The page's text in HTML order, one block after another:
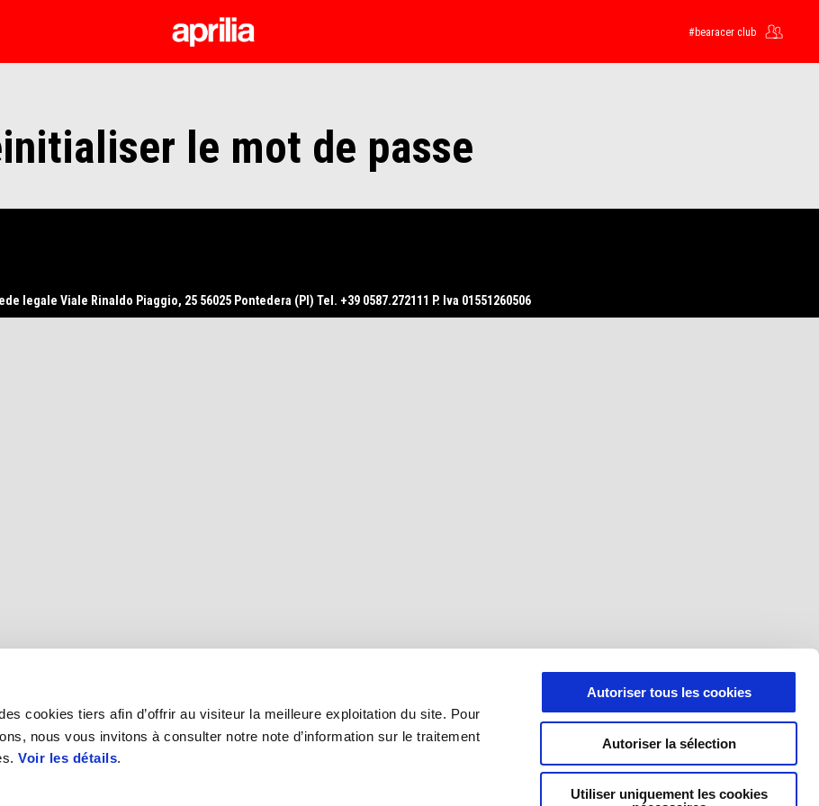
cookies tiers afin d’offrir au visiteur la meilleure exploitation du site. Pour
nous vous invitons à consulter notre note d’information sur le traitement
Voir les détails.
Autoriser tous les cookies
Autoriser la sélection
Utiliser uniquement les cookies
Aller au contenu principal #bearacer club
le mot de passe
legale Viale Rinaldo Piaggio, 25 56025 Pontedera (PI) Tel. +39 0587.272111 P. Iva 01551260506